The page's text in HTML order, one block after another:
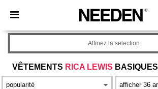
× Appli Needen
Meilleurs prix sur l’app !
VÊTEMENTS RICA LEWIS BASIQUES
Affinez la selection